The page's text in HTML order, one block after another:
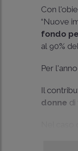
Con
“Nuove
fondo
al 90%
Per l'anno
Il
donne di